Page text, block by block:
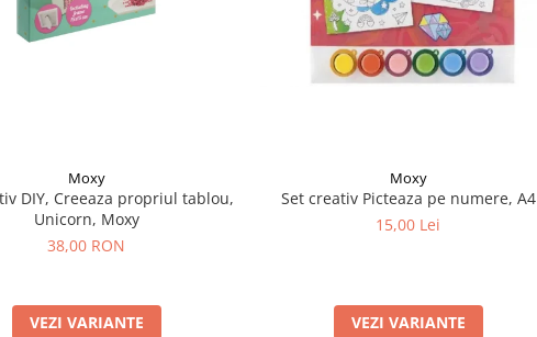
Moxy
DIY, Creeaza propriul tablou,
Unicorn, Moxy
38,00 RON
VEZI VARIANTE
Moxy
Set creativ Picteaza pe numere, A4
15,00 Lei
VEZI VARIANTE